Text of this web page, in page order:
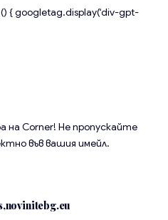
{ googletag.display(‘div-gpt-
на Corner! Не пропускайте
във вашия имейл.
novinitebg.eu